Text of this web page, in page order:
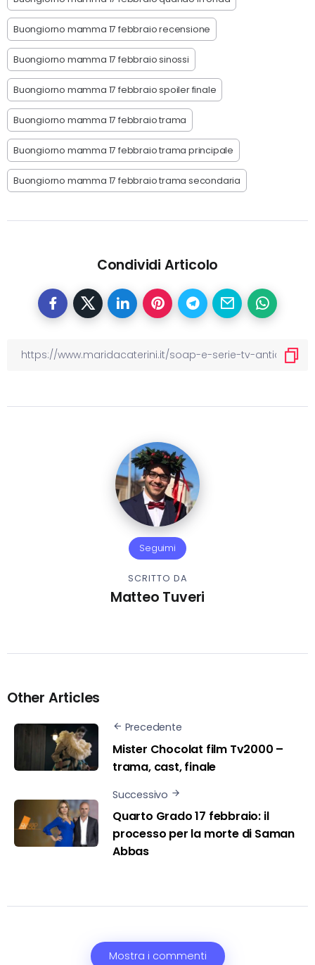
Buongiorno mamma 17 febbraio recensione
Buongiorno mamma 17 febbraio sinossi
Buongiorno mamma 17 febbraio spoiler finale
Buongiorno mamma 17 febbraio trama
Buongiorno mamma 17 febbraio trama principale
Buongiorno mamma 17 febbraio trama secondaria
Condividi Articolo
Seguimi
SCRITTO DA
Matteo Tuveri
Other Articles
Precedente
Mister Chocolat film Tv2000 –
trama, cast, finale
Successivo
Quarto Grado 17 febbraio: il
processo per la morte di Saman
Abbas
Mostra i commenti